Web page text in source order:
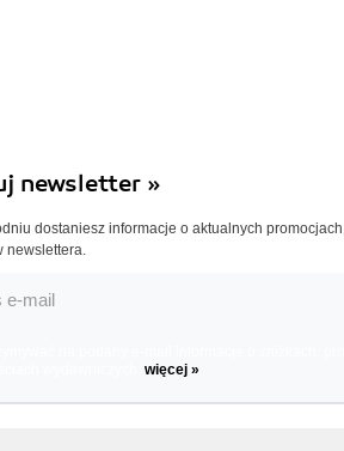
newsletter »
dostaniesz informacje o aktualnych
newslettera.
więcej »